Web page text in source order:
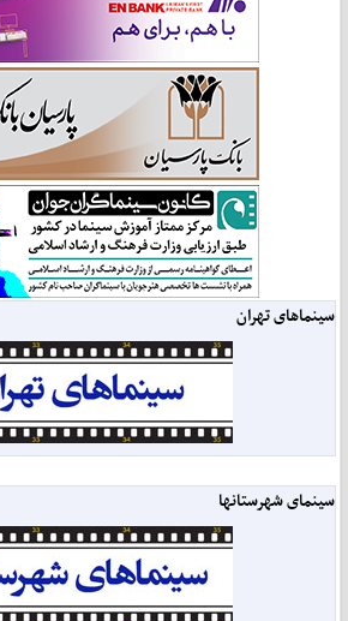
سینماهای تهران
سینمای شهرستانها